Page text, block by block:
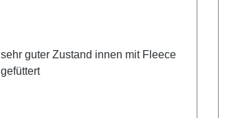
sehr guter Zustand innen mit Fleece
gefüttert